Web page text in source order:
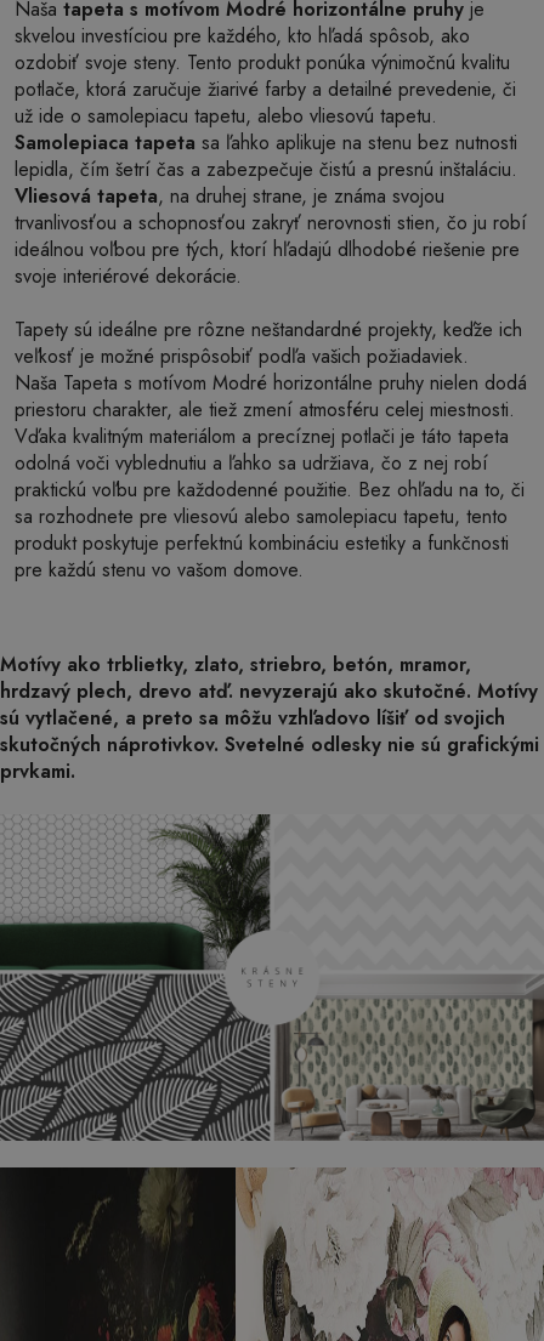
Naša tapeta s motívom Modré horizontálne pruhy je
skvelou investíciou pre každého, kto hľadá spôsob, ako
ozdobiť svoje steny. Tento produkt ponúka výnimočnú kvalitu
potlače, ktorá zaručuje žiarivé farby a detailné prevedenie, či
už ide o samolepiacu tapetu, alebo vliesovú tapetu.
Samolepiaca tapeta sa ľahko aplikuje na stenu bez nutnosti
lepidla, čím šetrí čas a zabezpečuje čistú a presnú inštaláciu.
Vliesová tapeta, na druhej strane, je známa svojou
trvanlivosťou a schopnosťou zakryť nerovnosti stien, čo ju robí
ideálnou voľbou pre tých, ktorí hľadajú dlhodobé riešenie pre
svoje interiérové dekorácie.
Tapety sú ideálne pre rôzne neštandardné projekty, keďže ich
veľkosť je možné prispôsobiť podľa vašich požiadaviek.
Naša Tapeta s motívom Modré horizontálne pruhy nielen dodá
priestoru charakter, ale tiež zmení atmosféru celej miestnosti.
Vďaka kvalitným materiálom a precíznej potlači je táto tapeta
odolná voči vyblednutiu a ľahko sa udržiava, čo z nej robí
praktickú voľbu pre každodenné použitie. Bez ohľadu na to, či
sa rozhodnete pre vliesovú alebo samolepiacu tapetu, tento
produkt poskytuje perfektnú kombináciu estetiky a funkčnosti
pre každú stenu vo vašom domove.
Motívy ako trblietky, zlato, striebro, betón, mramor,
hrdzavý plech, drevo atď. nevyzerajú ako skutočné. Motívy
sú vytlačené, a preto sa môžu vzhľadovo líšiť od svojich
skutočných náprotivkov. Svetelné odlesky nie sú grafickými
prvkami.